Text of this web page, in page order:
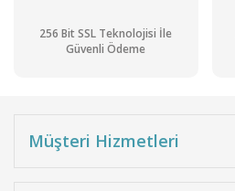
256 Bit SSL Teknolojisi İle
Güvenli Ödeme
Müşteri Hizmetleri